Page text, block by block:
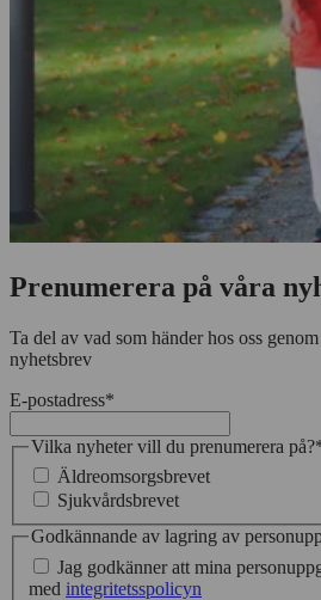
Prenumerera på våra
Ta del av vad som händer hos oss
nyhetsbrev
E-postadress*
Vilka nyheter vill du prenumerera på?
Äldreomsorgsbrevet
Sjukvårdsbrevet
Godkännande av lagring av
Jag godkänner att mina
med integritetsspolicyn